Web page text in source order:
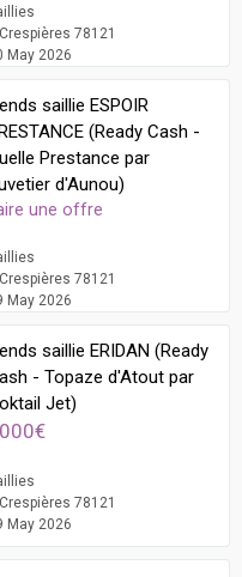
Crespières 78121
May 2026
saillie ESPOIR
(Ready Cash -
Prestance par
d'Aunou)
une offre
Crespières 78121
May 2026
saillie ERIDAN (Ready
- Topaze d'Atout par
Jet)
Crespières 78121
May 2026